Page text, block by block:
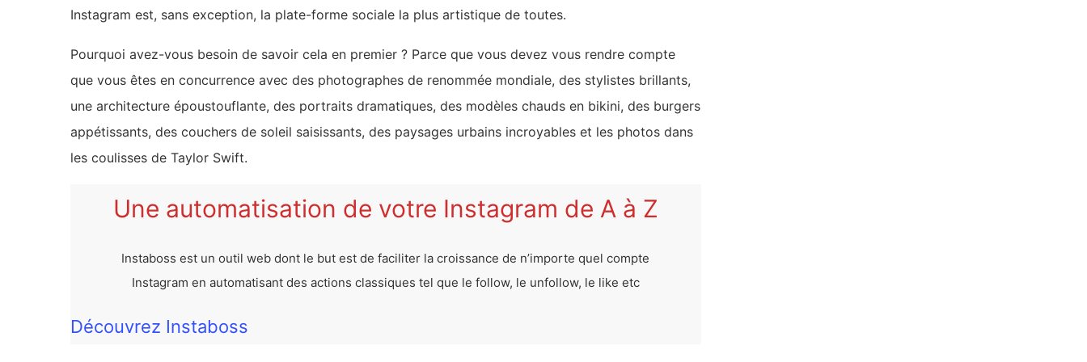
Instagram est, sans exception, la plate-forme sociale la plus artistique de toutes.
Pourquoi avez-vous besoin de savoir cela en premier ? Parce que vous devez vous rendre compte
que vous êtes en concurrence avec des photographes de renommée mondiale, des stylistes brillants,
une architecture époustouflante, des portraits dramatiques, des modèles chauds en bikini, des burgers
appétissants, des couchers de soleil saisissants, des paysages urbains incroyables et les photos dans
les coulisses de Taylor Swift.
Une automatisation de votre Instagram de A à Z
Instaboss est un outil web dont le but est de faciliter la croissance de n’importe quel compte
Instagram en automatisant des actions classiques tel que le follow, le unfollow, le like etc
Découvrez Instaboss